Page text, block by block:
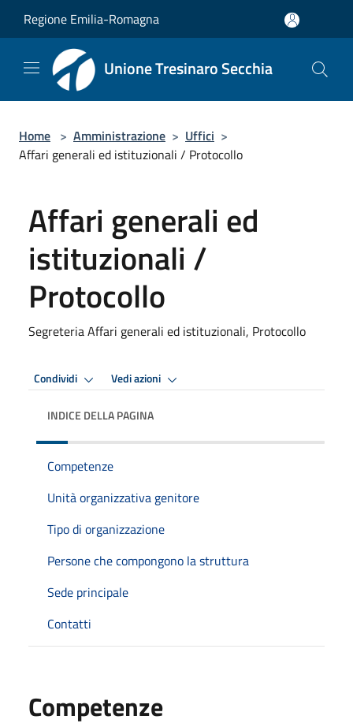
Regione Emilia-Romagna
Unione Tresinaro Secchia
Home > Amministrazione > Uffici >
Affari generali ed istituzionali / Protocollo
Affari generali ed
istituzionali /
Protocollo
Segreteria Affari generali ed istituzionali, Protocollo
Condividi Vedi azioni
INDICE DELLA PAGINA
Competenze
Unità organizzativa genitore
Tipo di organizzazione
Persone che compongono la struttura
Sede principale
Contatti
Competenze